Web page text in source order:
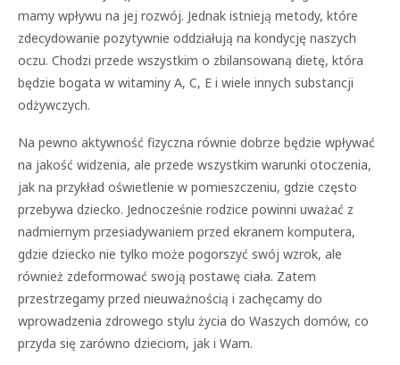
mamy wpływu na jej rozwój. Jednak istnieją metody, które
zdecydowanie pozytywnie oddziałują na kondycję naszych
oczu. Chodzi przede wszystkim o zbilansowaną dietę, która
będzie bogata w witaminy A, C, E i wiele innych substancji
odżywczych.
Na pewno aktywność fizyczna równie dobrze będzie wpływać
na jakość widzenia, ale przede wszystkim warunki otoczenia,
jak na przykład oświetlenie w pomieszczeniu, gdzie często
przebywa dziecko. Jednocześnie rodzice powinni uważać z
nadmiernym przesiadywaniem przed ekranem komputera,
gdzie dziecko nie tylko może pogorszyć swój wzrok, ale
również zdeformować swoją postawę ciała. Zatem
przestrzegamy przed nieuważnością i zachęcamy do
wprowadzenia zdrowego stylu życia do Waszych domów, co
przyda się zarówno dzieciom, jak i Wam.